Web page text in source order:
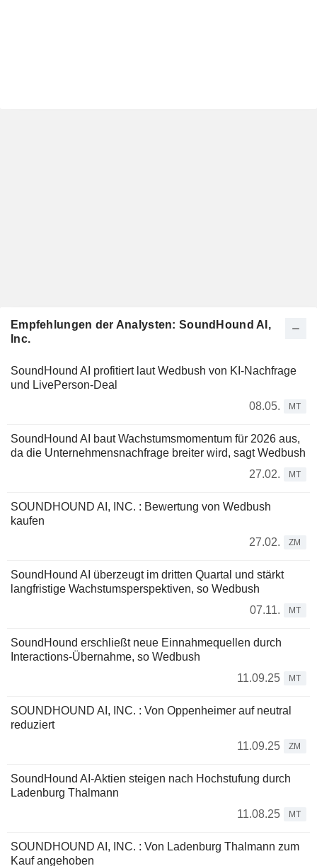
Empfehlungen der Analysten: SoundHound AI,
Inc.
SoundHound AI profitiert laut Wedbush von KI-Nachfrage
und LivePerson-Deal
08.05.
MT
SoundHound AI baut Wachstumsmomentum für 2026 aus,
da die Unternehmensnachfrage breiter wird, sagt Wedbush
27.02.
MT
SOUNDHOUND AI, INC. : Bewertung von Wedbush
kaufen
27.02.
ZM
SoundHound AI überzeugt im dritten Quartal und stärkt
langfristige Wachstumsperspektiven, so Wedbush
07.11.
MT
SoundHound erschließt neue Einnahmequellen durch
Interactions-Übernahme, so Wedbush
11.09.25
MT
SOUNDHOUND AI, INC. : Von Oppenheimer auf neutral
reduziert
11.09.25
ZM
SoundHound AI-Aktien steigen nach Hochstufung durch
Ladenburg Thalmann
11.08.25
MT
SOUNDHOUND AI, INC. : Von Ladenburg Thalmann zum
Kauf angehoben